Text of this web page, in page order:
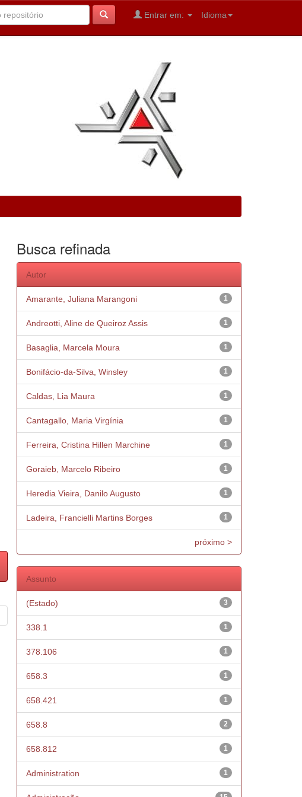
Idioma
Entrar em:
Busca refinada
Autor
1
Amarante, Juliana Marangoni
1
Andreotti, Aline de Queiroz Assis
1
Basaglia, Marcela Moura
1
Bonifácio-da-Silva, Winsley
1
Caldas, Lia Maura
1
Cantagallo, Maria Virgínia
1
Ferreira, Cristina Hillen Marchine
1
Goraieb, Marcelo Ribeiro
1
Heredia Vieira, Danilo Augusto
1
Ladeira, Francielli Martins Borges
próximo >
Assunto
3
(Estado)
1
338.1
1
378.106
1
658.3
1
658.421
2
658.8
1
658.812
1
Administration